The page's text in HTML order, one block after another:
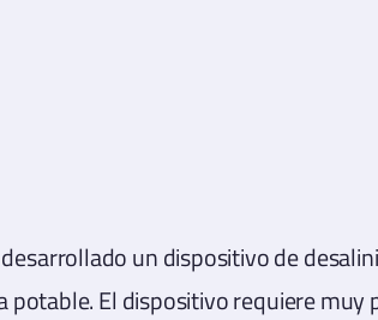
un dispositivo de
potable. El dispositivo requiere